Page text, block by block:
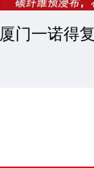
南通西格尔